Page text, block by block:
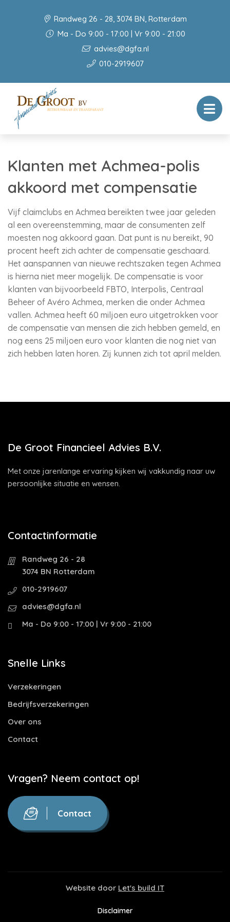
Randweg 26 - 28, 3074 BN, Rotterdam
Ma - Do 9:00 - 17:00 | Vr 9:00 - 21:00
advies@dgfa.nl
010-2919607
Klanten met Achmea-polis
akkoord met compensatie
Vijf claimclubs en Achmea bereikten twee jaar geleden
al een overeenstemming, maar de consumenten zelf
moesten nog akkoord gaan. Dat punt is nu bereikt, 90
procent heeft zich achter de compensatie geschaard.
Het aanspannen van nieuwe rechtszaken tegen Achmea
is hierna niet meer mogelijk. De compensatie is voor
klanten van bijvoorbeeld FBTO, Interpolis, Centraal
Beheer of Avéro Achmea, merken die onder Achmea
vallen. Achmea heeft 60 miljoen euro uitgetrokken voor
de compensatie van mensen die zich hebben gemeld, en
nog eens 25 miljoen euro voor klanten die nog niet van
zich hebben laten horen. Zij kunnen zich tot april melden.
De Groot Financieel Advies B.V.
Met onze jarenlange ervaring kijken wij vakkundig naar uw
persoonlijke situatie en wensen.
Contactinformatie
Randweg 26 - 28
3074 BN Rotterdam
010-2919607
advies@dgfa.nl
Ma - Do 9:00 - 17:00 | Vr 9:00 - 21:00
Snelle Links
Verzekeringen
Bedrijfsverzekeringen
Over ons
Contact
Vragen? Neem contact op!
Contact
Website door Let's build IT
Disclaimer